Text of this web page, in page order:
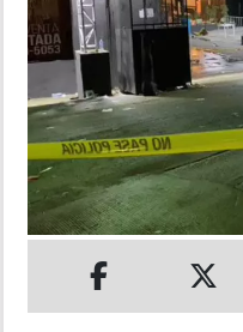
MUNDO
INSÓLITAS
MULTIMEDIA